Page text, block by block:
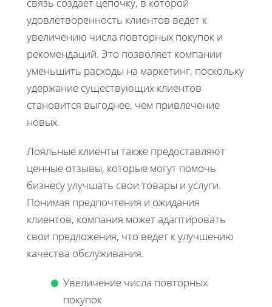
удовлетворенность клиентов ведет к
увеличению числа повторных покупок и
рекомендаций. Это позволяет компании
уменьшить расходы на маркетинг, поскольку
удержание существующих клиентов
становится выгоднее, чем привлечение
новых.
Лояльные клиенты также предоставляют
ценные отзывы, которые могут помочь
бизнесу улучшать свои товары и услуги.
Понимая предпочтения и ожидания
клиентов, компания может адаптировать
свои предложения, что ведет к улучшению
качества обслуживания.
Увеличение числа повторных
покупок